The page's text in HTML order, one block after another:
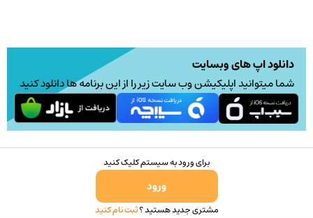
است
در
صفحه
محصول
انتخاب
شوند
در
دانلود اپ های وبسایت
شما میتوانید اپلیکیشن وب سایت زیر را از این برنامه ها دانلود کنید
برای ورود به سیستم کلیک کنید
ورود
مشتری جدید هستید ؟ثبت نام کنید